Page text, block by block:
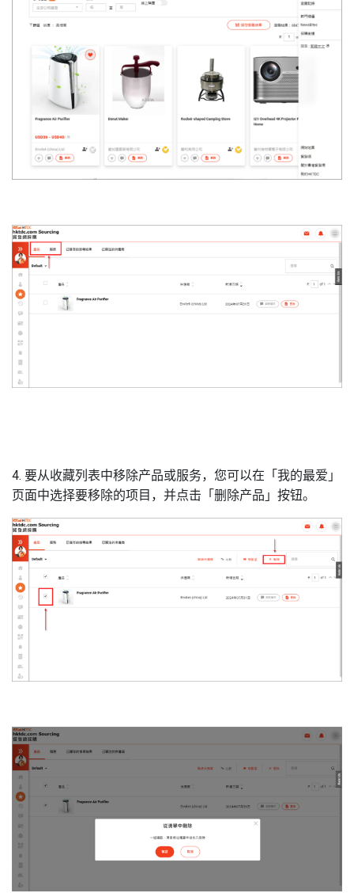
4. 要从收藏列表中移除产品或服务，您可以在「我的最爱」
页面中选择要移除的项目，并点击「删除产品」按钮。